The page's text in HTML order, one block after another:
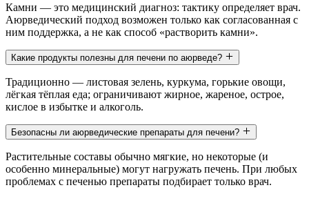
Камни — это медицинский диагноз: тактику определяет врач.
Аюрведический подход возможен только как согласованная с
ним поддержка, а не как способ «растворить камни».
Какие продукты полезны для печени по аюрведе?
Традиционно — листовая зелень, куркума, горькие овощи,
лёгкая тёплая еда; ограничивают жирное, жареное, острое,
кислое в избытке и алкоголь.
Безопасны ли аюрведические препараты для печени?
Растительные составы обычно мягкие, но некоторые (и
особенно минеральные) могут нагружать печень. При любых
проблемах с печенью препараты подбирает только врач.